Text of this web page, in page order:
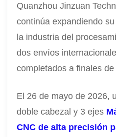
Quanzhou Jinzuan
continúa expandiendo
la industria del
dos envíos
completados a finales de
El 26 de mayo de 2026,
doble cabezal y 3 ejes
CNC de alta precisión